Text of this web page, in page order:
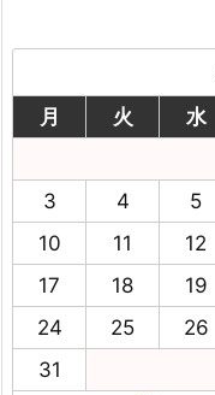
月
火 水
3
4 5
10
11 12
17
18 19
24
25 26
31